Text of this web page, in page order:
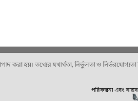
হয়। তথ্যের যথার্থতা, নির্ভুলতা ও নির্ভরযোগ্যতা
পরিকল্পনা এবং